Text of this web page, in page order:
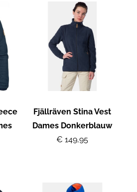
Fjällräven Stina Vest
Dames Donkerblauw
€ 149,95